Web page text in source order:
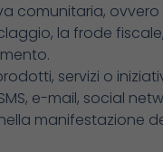
comunitaria,
la frode
servizi o
e-mail, social
manifestazione